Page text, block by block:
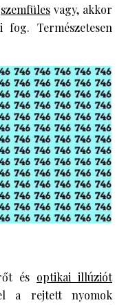
szemfüles vagy, akkor
Természetesen
és optikai illúziót
a rejtett nyomok